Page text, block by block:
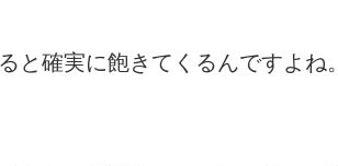
と確実に飽きてくるんですよね